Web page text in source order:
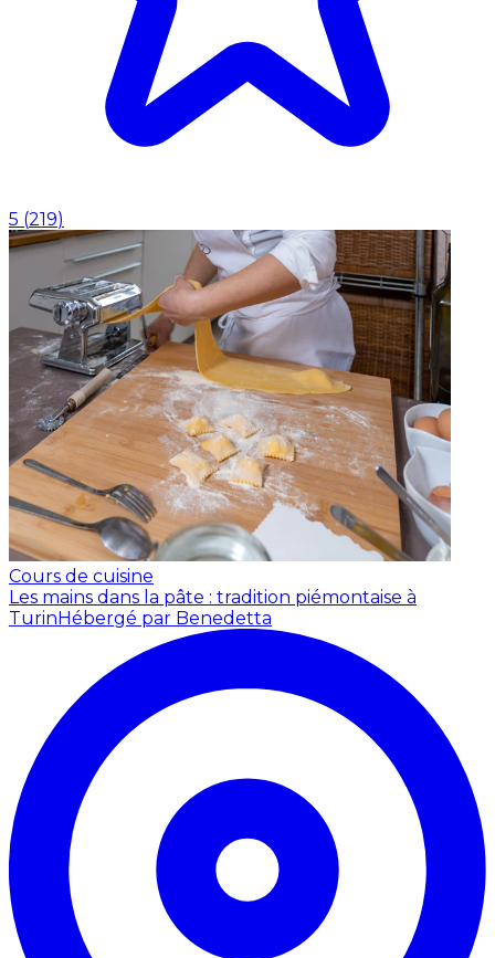
5 (219)
Cours de cuisine
Les mains dans la pâte : tradition piémontaise à
Turin Hébergé par Benedetta